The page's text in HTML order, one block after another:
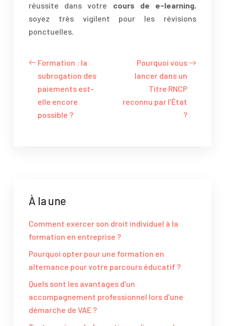
réussite dans votre cours de e-learning,
soyez très vigilent pour les révisions
ponctuelles.
Formation : la
subrogation des
paiements est-
elle encore
possible ?
Pourquoi vous
lancer dans un
Titre RNCP
reconnu par l’État
?
À la une
Comment exercer son droit individuel à la
formation en entreprise ?
Pourquoi opter pour une formation en
alternance pour votre parcours éducatif ?
Quels sont les avantages d’un
accompagnement professionnel lors d’une
démarche de VAE ?